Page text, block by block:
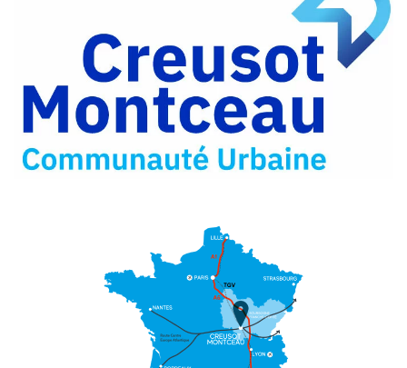
Facebook
Partager
Twitter
Partager
par
e-
mail